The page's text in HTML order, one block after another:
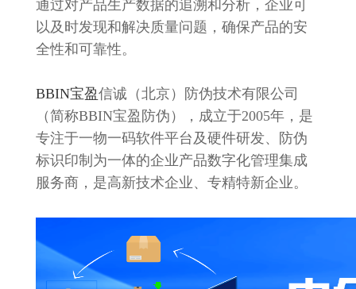
通过对产品生产数据的追溯和分析，企业可
以及时发现和解决质量问题，确保产品的安
全性和可靠性。
BBIN宝盈信诚（北京）防伪技术有限公司
（简称BBIN宝盈防伪），成立于2005年，是
专注于一物一码软件平台及硬件研发、防伪
标识印制为一体的企业产品数字化管理集成
服务商，是高新技术企业、专精特新企业。